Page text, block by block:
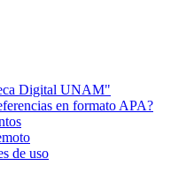
Digital UNAM"
en formato APA?
de uso